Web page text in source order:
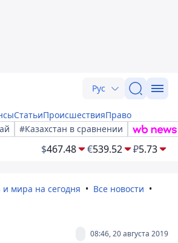
Рус
СтатьиПроисшествияПраво
#Казахстан в сравнении
$467.48 €539.52 ₽5.73
и мира на сегодня
Все новости
08:46, 20 августа 2019